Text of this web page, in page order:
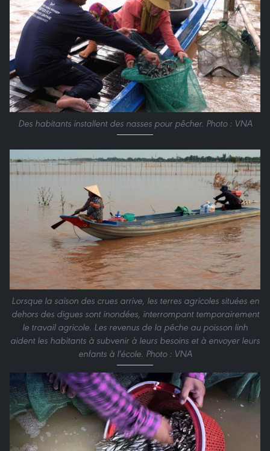
Des habitants installent des nasses pour pêcher. Photo : VNA
Lorsque la saison des crues arrive, les terres agricoles situées en
dehors des digues sont inondées, interrompant temporairement
le travail agricole. Les revenus de la pêche au poisson linh
aident les habitants à subvenir à leurs besoins et à envoyer leurs
enfants à l'école. Photo : VNA